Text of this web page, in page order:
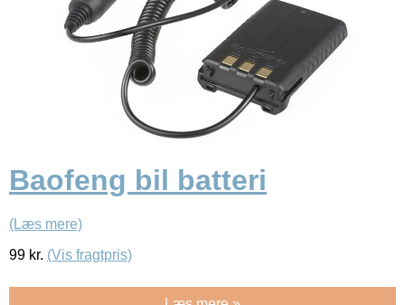
Baofeng bil batteri
(Læs mere)
99 kr. (Vis fragtpris)